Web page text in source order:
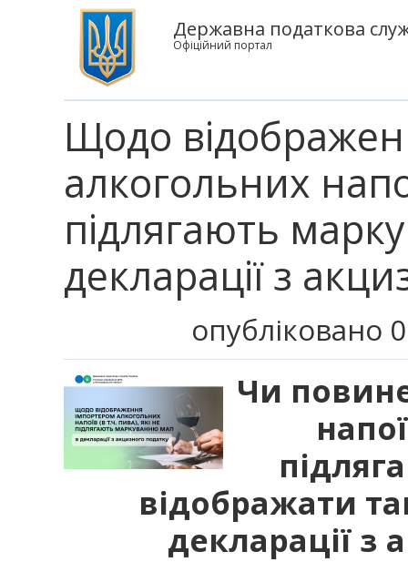
Державна податкова
Офіційний портал
Щодо
алкогольних
підлягають
декларації з
опубліковано
Чи
відображати
декларації з